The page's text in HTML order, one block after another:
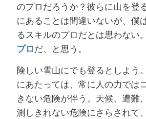
のプロだろうか？彼らに山を登
にあることは間違いないが、僕
るスキルのプロだとは思わない
プロだ、と思う。
険しい雪山にでも登るとしよう
にあたっては、常に人の力では
きない危険が伴う。天候、遭難
測しきれない危険にさらされて